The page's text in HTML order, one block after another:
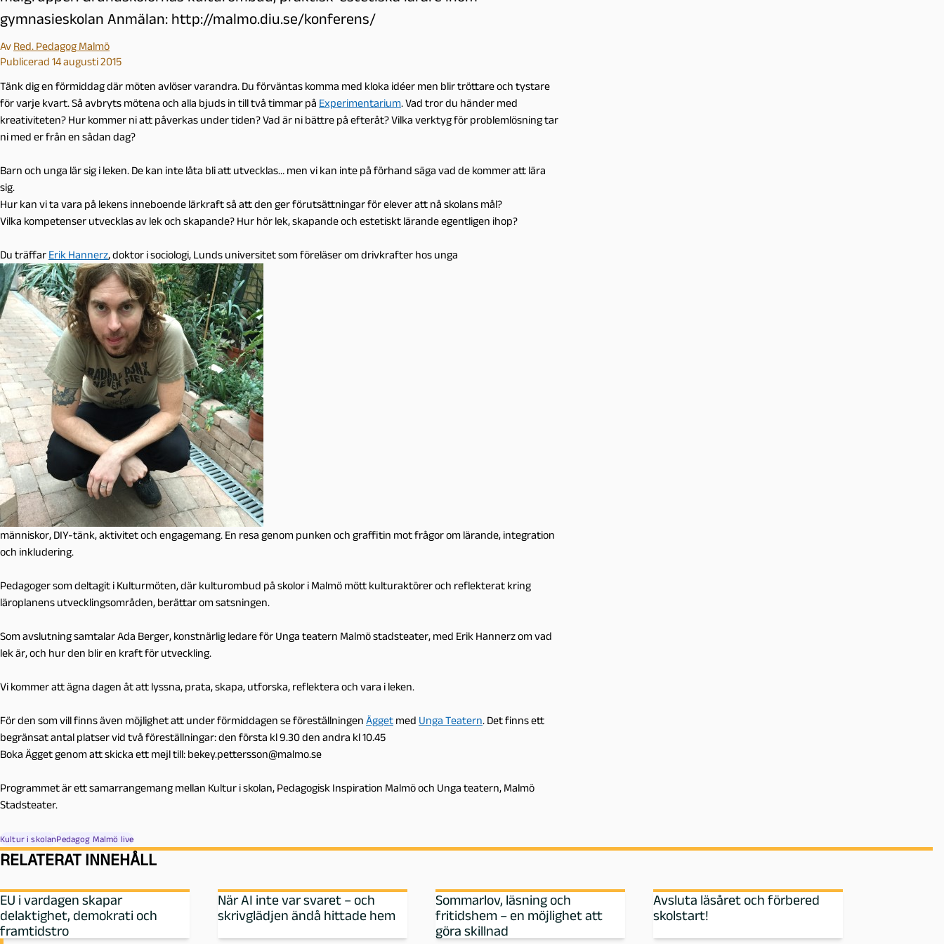
gymnasieskolan Anmälan: http://malmo.diu.se/konferens/
Av Red. Pedagog Malmö
Publicerad 14 augusti 2015
Tänk dig en förmiddag där möten avlöser varandra. Du förväntas komma med kloka idéer men blir tröttare och tystare
för varje kvart. Så avbryts mötena och alla bjuds in till två timmar på Experimentarium. Vad tror du händer med
kreativiteten? Hur kommer ni att påverkas under tiden? Vad är ni bättre på efteråt? Vilka verktyg för problemlösning tar
ni med er från en sådan dag?
Barn och unga lär sig i leken. De kan inte låta bli att utvecklas… men vi kan inte på förhand säga vad de kommer att lära
sig.
Hur kan vi ta vara på lekens inneboende lärkraft så att den ger förutsättningar för elever att nå skolans mål?
Vilka kompetenser utvecklas av lek och skapande? Hur hör lek, skapande och estetiskt lärande egentligen ihop?
Du träffar Erik Hannerz, doktor i sociologi, Lunds universitet som föreläser om drivkrafter hos unga
människor, DIY-tänk, aktivitet och engagemang. En resa genom punken och graffitin mot frågor om lärande, integration
och inkludering.
Pedagoger som deltagit i Kulturmöten, där kulturombud på skolor i Malmö mött kulturaktörer och reflekterat kring
läroplanens utvecklingsområden, berättar om satsningen.
Som avslutning samtalar Ada Berger, konstnärlig ledare för Unga teatern Malmö stadsteater, med Erik Hannerz om vad
lek är, och hur den blir en kraft för utveckling.
Vi kommer att ägna dagen åt att lyssna, prata, skapa, utforska, reflektera och vara i leken.
För den som vill finns även möjlighet att under förmiddagen se föreställningen Ägget med Unga Teatern. Det finns ett
begränsat antal platser vid två föreställningar: den första kl 9.30 den andra kl 10.45
Boka Ägget genom att skicka ett mejl till: bekey.pettersson@malmo.se
Programmet är ett samarrangemang mellan Kultur i skolan, Pedagogisk Inspiration Malmö och Unga teatern, Malmö
Stadsteater.
Kultur i skolanPedagog Malmö live
RELATERAT INNEHÅLL
EU i vardagen skapar
delaktighet, demokrati och
framtidstro
När AI inte var svaret – och
skrivglädjen ändå hittade hem
Sommarlov, läsning och
fritidshem – en möjlighet att
göra skillnad
Avsluta läsåret och förbered
skolstart!